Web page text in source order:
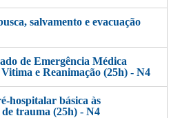
salvamento e evacuação
de Emergência Médica
e Reanimação (25h) - N4
hospitalar básica às
de trauma (25h) - N4